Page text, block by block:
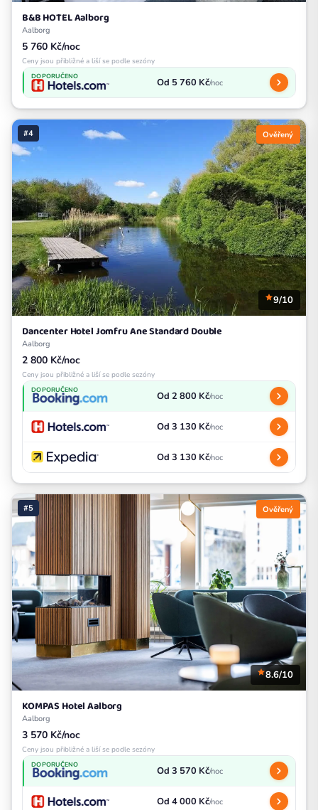
B&B HOTEL Aalborg
Aalborg
5 760 Kč/noc
Ceny jsou přibližné a liší se podle sezóny
DOPORUČENO Od 5 760 Kč/noc
#4 Ověřený
9/10
Dancenter Hotel Jomfru Ane Standard Double
Aalborg
2 800 Kč/noc
Ceny jsou přibližné a liší se podle sezóny
DOPORUČENO Od 2 800 Kč/noc
Od 3 130 Kč/noc
Od 3 130 Kč/noc
#5 Ověřený
8.6/10
KOMPAS Hotel Aalborg
Aalborg
3 570 Kč/noc
Ceny jsou přibližné a liší se podle sezóny
DOPORUČENO Od 3 570 Kč/noc
Od 4 000 Kč/noc